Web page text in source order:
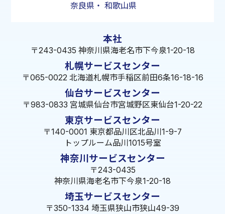
奈良県 ・ 和歌山県
本社
〒243-0435 神奈川県海老名市下今泉1-20-18
札幌サービスセンター
〒065-0022 北海道札幌市手稲区前田6条16-18-16
仙台サービスセンター
〒983-0833 宮城県仙台市宮城野区東仙台1-20-22
東京サービスセンター
〒140-0001 東京都品川区北品川1-9-7
トップルーム品川1015号室
神奈川サービスセンター
〒243-0435
神奈川県海老名市下今泉1-20-18
埼玉サービスセンター
〒350-1334 埼玉県狭山市狭山49-39